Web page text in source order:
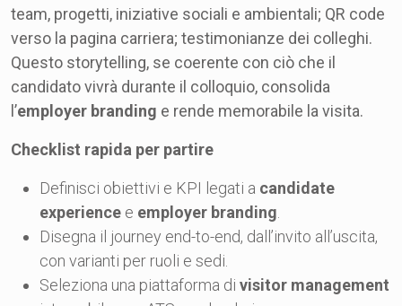
team, progetti, iniziative sociali e ambientali; QR code
verso la pagina carriera; testimonianze dei colleghi.
Questo storytelling, se coerente con ciò che il
candidato vivrà durante il colloquio, consolida
l’employer branding e rende memorabile la visita.
Checklist rapida per partire
Definisci obiettivi e KPI legati a candidate
experience e employer branding
Disegna il journey end-to-end, dall’invito all’uscita,
con varianti per ruoli e sedi.
Seleziona una piattaforma di visitor management